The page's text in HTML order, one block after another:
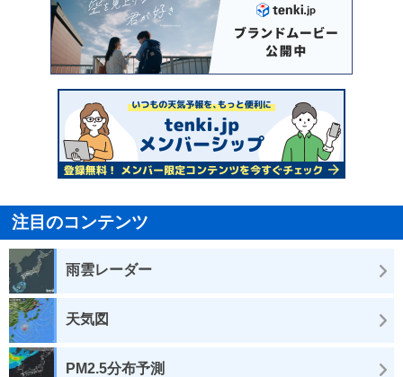
注目のコンテンツ
雨雲レーダー
天気図
PM2.5分布予測